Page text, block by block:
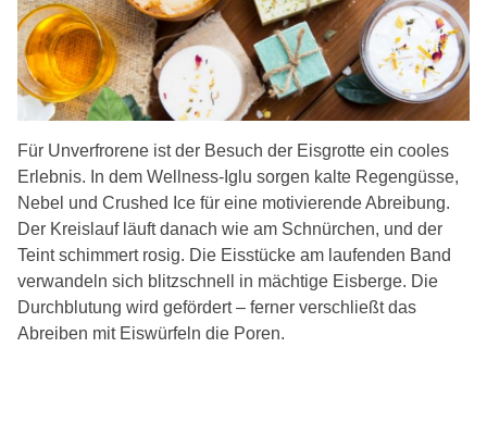
Für Unverfrorene ist der Besuch der Eisgrotte ein cooles
Erlebnis. In dem Wellness-Iglu sorgen kalte Regengüsse,
Nebel und Crushed Ice für eine motivierende Abreibung.
Der Kreislauf läuft danach wie am Schnürchen, und der
Teint schimmert rosig. Die Eisstücke am laufenden Band
verwandeln sich blitzschnell in mächtige Eisberge. Die
Durchblutung wird gefördert – ferner verschließt das
Abreiben mit Eiswürfeln die Poren.